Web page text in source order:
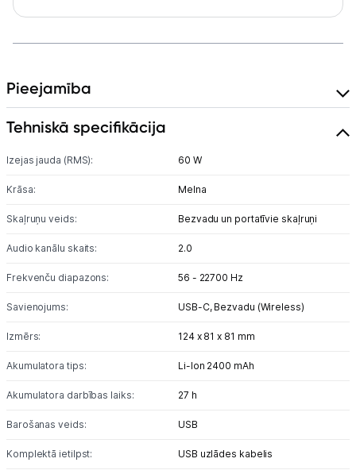
Vēlmju saraksts
Blogs
Piegāde un apmaksa
Uzņēmumiem
Tet pakalpojumi
Informācija
Pieejamība
Tehniskā specifikācija
Izejas jauda (RMS): 60 W
Krāsa: Melna
Skaļruņu veids: Bezvadu un portatīvie skaļruņi
Audio kanālu skaits: 2.0
Frekvenču diapazons: 56 - 22700 Hz
Savienojums: USB-C, Bezvadu (Wireless)
Izmērs: 124 x 81 x 81 mm
Akumulatora tips: Li-Ion 2400 mAh
Akumulatora darbības laiks: 27 h
Barošanas veids: USB
Komplektā ietilpst: USB uzlādes kabelis